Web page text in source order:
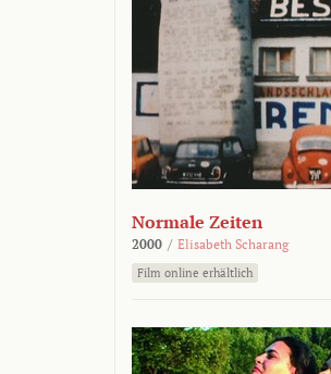
Normale Zeiten
2000 / Elisabeth Scharang
Film online erhältlich